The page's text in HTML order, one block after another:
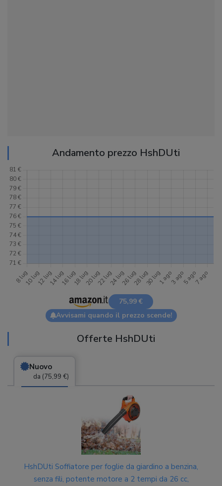
Andamento prezzo HshDUti
75,99 €
Avvisami quando il prezzo scende!
Offerte HshDUti
Nuovo
da (75,99 €)
HshDUti Soffiatore per foglie da giardino a benzina,
senza fili, potente motore a 2 tempi da 26 cc,